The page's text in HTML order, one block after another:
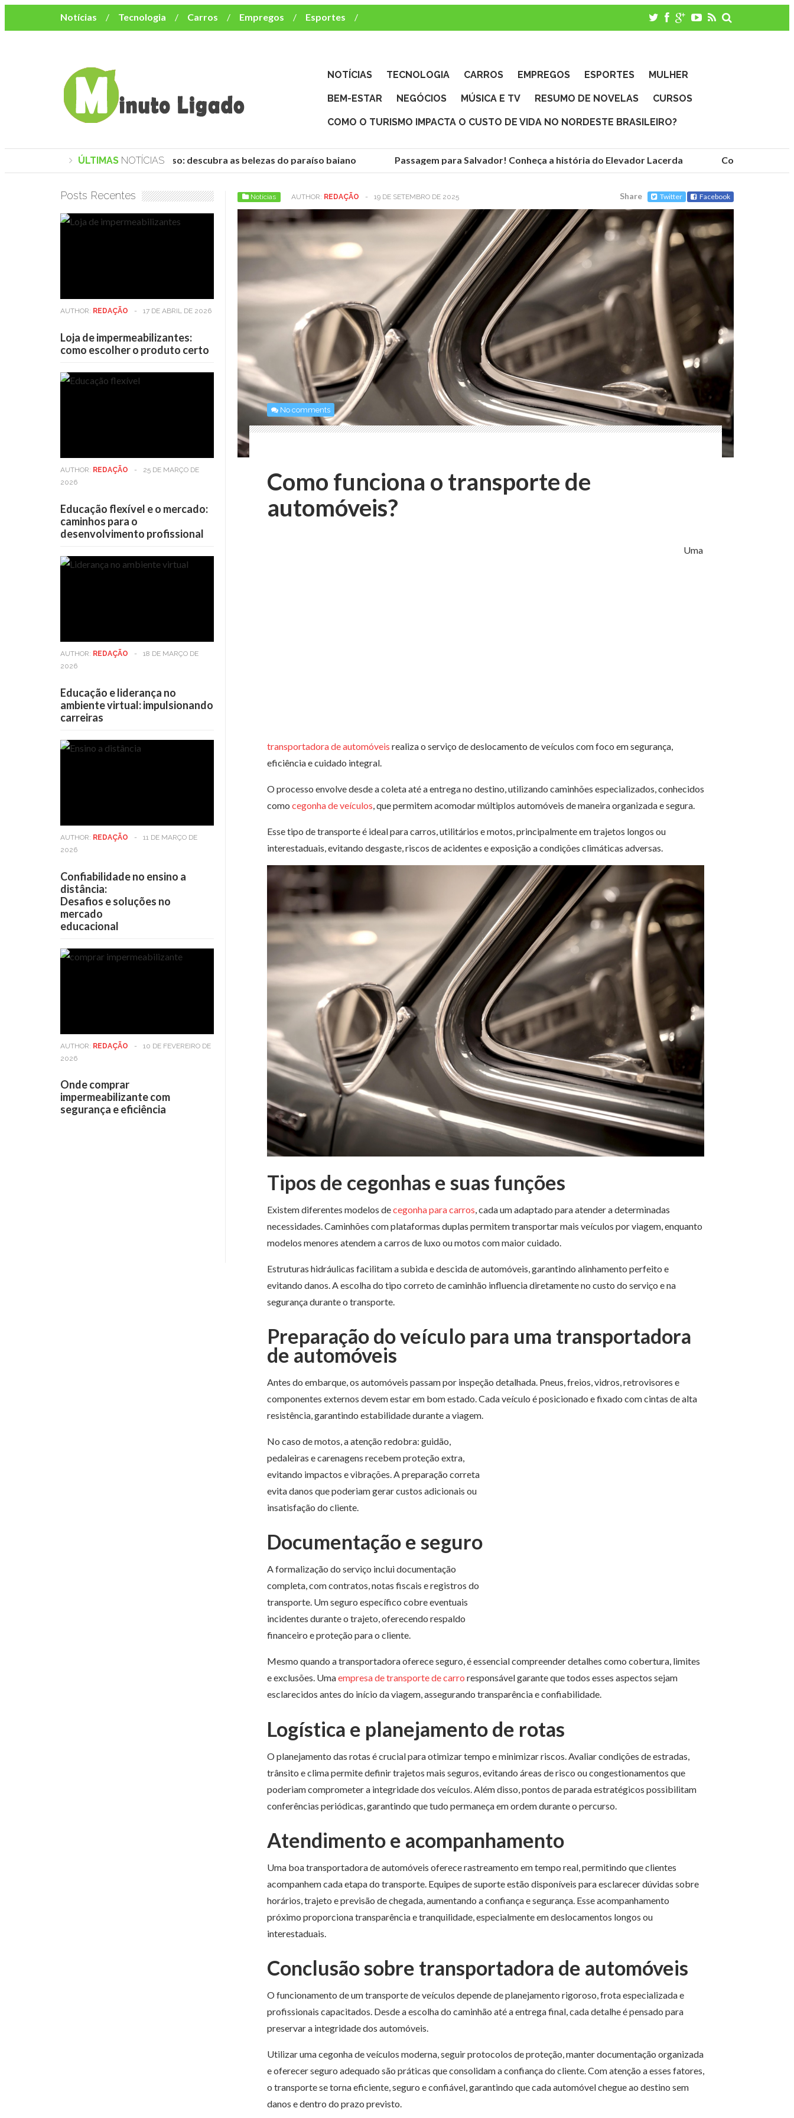
Notícias Tecnologia Carros Empregos
Esportes
Mulher
Bem-Estar Negócios
Música e TV
NOTÍCIAS TECNOLOGIA CARROS EMPREGOS ESPORTES MULHER
BEM-ESTAR NEGÓCIOS MÚSICA E TV RESUMO DE NOVELAS CURSOS
COMO O TURISMO IMPACTA O CUSTO DE VIDA NO NORDESTE BRASILEIRO?
ÚLTIMAS NOTÍCIAS
Praias de Trancoso: descubra as belezas do paraíso baiano Passagem para Salvador! Conheça a história do Elevador Lacerda Conheça as
Notícias AUTHOR: REDAÇÃO - 19 DE SETEMBRO DE 2025 Share Twitter Facebook
No comments
Como funciona o transporte de
automóveis?
Uma
transportadora de automóveis realiza o serviço de deslocamento de veículos com foco em segurança,
eficiência e cuidado integral.
O processo envolve desde a coleta até a entrega no destino, utilizando caminhões especializados, conhecidos
como cegonha de veículos, que permitem acomodar múltiplos automóveis de maneira organizada e segura.
Esse tipo de transporte é ideal para carros, utilitários e motos, principalmente em trajetos longos ou
interestaduais, evitando desgaste, riscos de acidentes e exposição a condições climáticas adversas.
Tipos de cegonhas e suas funções
Existem diferentes modelos decegonha para carros, cada um adaptado para atender a determinadas
necessidades. Caminhões com plataformas duplas permitem transportar mais veículos por viagem, enquanto
modelos menores atendem a carros de luxo ou motos com maior cuidado.
Estruturas hidráulicas facilitam a subida e descida de automóveis, garantindo alinhamento perfeito e
evitando danos. A escolha do tipo correto de caminhão influencia diretamente no custo do serviço e na
segurança durante o transporte.
Preparação do veículo para uma transportadora
de automóveis
Antes do embarque, os automóveis passam por inspeção detalhada. Pneus, freios, vidros, retrovisores e
componentes externos devem estar em bom estado. Cada veículo é posicionado e fixado com cintas de alta
resistência, garantindo estabilidade durante a viagem.
No caso de motos, a atenção redobra: guidão,
pedaleiras e carenagens recebem proteção extra,
evitando impactos e vibrações. A preparação correta
evita danos que poderiam gerar custos adicionais ou
insatisfação do cliente.
Documentação e seguro
A formalização do serviço inclui documentação
completa, com contratos, notas fiscais e registros do
transporte. Um seguro específico cobre eventuais
incidentes durante o trajeto, oferecendo respaldo
financeiro e proteção para o cliente.
Mesmo quando a transportadora oferece seguro, é essencial compreender detalhes como cobertura, limites
e exclusões. Umaempresa de transporte de carro responsável garante que todos esses aspectos sejam
esclarecidos antes do início da viagem, assegurando transparência e confiabilidade.
Logística e planejamento de rotas
O planejamento das rotas é crucial para otimizar tempo e minimizar riscos. Avaliar condições de estradas,
trânsito e clima permite definir trajetos mais seguros, evitando áreas de risco ou congestionamentos que
poderiam comprometer a integridade dos veículos. Além disso, pontos de parada estratégicos possibilitam
conferências periódicas, garantindo que tudo permaneça em ordem durante o percurso.
Atendimento e acompanhamento
Uma boa transportadora de automóveis oferece rastreamento em tempo real, permitindo que clientes
acompanhem cada etapa do transporte. Equipes de suporte estão disponíveis para esclarecer dúvidas sobre
horários, trajeto e previsão de chegada, aumentando a confiança e segurança. Esse acompanhamento
próximo proporciona transparência e tranquilidade, especialmente em deslocamentos longos ou
interestaduais.
Conclusão sobre transportadora de automóveis
O funcionamento de um transporte de veículos depende de planejamento rigoroso, frota especializada e
profissionais capacitados. Desde a escolha do caminhão até a entrega final, cada detalhe é pensado para
preservar a integridade dos automóveis.
Utilizar uma cegonha de veículos moderna, seguir protocolos de proteção, manter documentação organizada
e oferecer seguro adequado são práticas que consolidam a confiança do cliente. Com atenção a esses fatores,
o transporte se torna eficiente, seguro e confiável, garantindo que cada automóvel chegue ao destino sem
danos e dentro do prazo previsto.
Posts Recentes
AUTHOR: REDAÇÃO - 17 DE ABRIL DE 2026
Loja de impermeabilizantes:
como escolher o produto certo
AUTHOR: REDAÇÃO -
25 DE MARÇO DE
2026
Educação flexível e o mercado:
caminhos para o
desenvolvimento profissional
AUTHOR: REDAÇÃO -
18 DE MARÇO DE
2026
Educação e liderança no
ambiente virtual: impulsionando
carreiras
AUTHOR: REDAÇÃO -
11 DE MARÇO DE
2026
Confiabilidade no ensino a
distância:
Desafios e soluções no
mercado
educacional
AUTHOR: REDAÇÃO -
10 DE FEVEREIRO DE
2026
Onde comprar
impermeabilizante com
segurança e eficiência